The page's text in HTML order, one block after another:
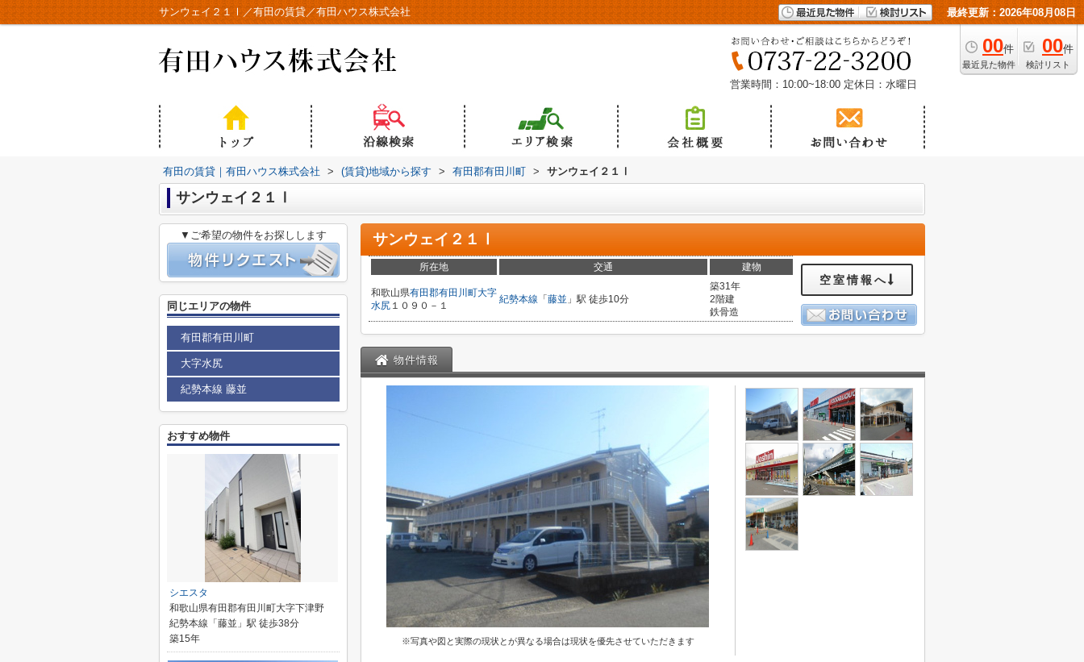
サンウェイ２１Ⅰ／有田の賃貸／有田ハウス株式会社 最終更新：2026年08月08日
00件
最近見た物件
00件
検討リスト
営業時間：10:00~18:00 定休日：水曜日
有田の賃貸｜有田ハウス株式会社 > (賃貸)地域から探す > 有田郡有田川町 > サンウェイ２１Ⅰ
サンウェイ２１Ⅰ
サンウェイ２１Ⅰ
所在地 交通 建物
和歌山県有田郡有田川町大字
水尻 １０９０－１
紀勢本線 「 藤並 」駅 徒歩10分
築31年
2階建
鉄骨造
空室情報へ
物件情報
※写真や図と実際の現状とが異なる場合は現状を優先させていただきます
▼ご希望の物件をお探しします
同じエリアの物件
有田郡有田川町
大字水尻
紀勢本線 藤並
おすすめ物件
シエスタ
和歌山県有田郡有田川町大字下津野
紀勢本線「藤並」駅 徒歩38分
築15年